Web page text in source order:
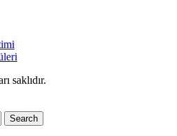
saklıdır.
Search